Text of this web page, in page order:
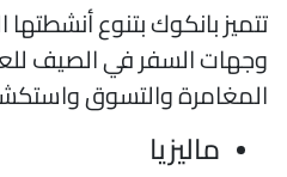
بانكوك بتنوع أنشطتها
السفر في الصيف
والتسوق واستكشاف
ماليزيا